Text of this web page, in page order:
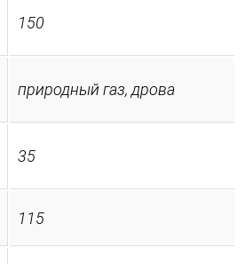
150
природный газ, дрова
35
115